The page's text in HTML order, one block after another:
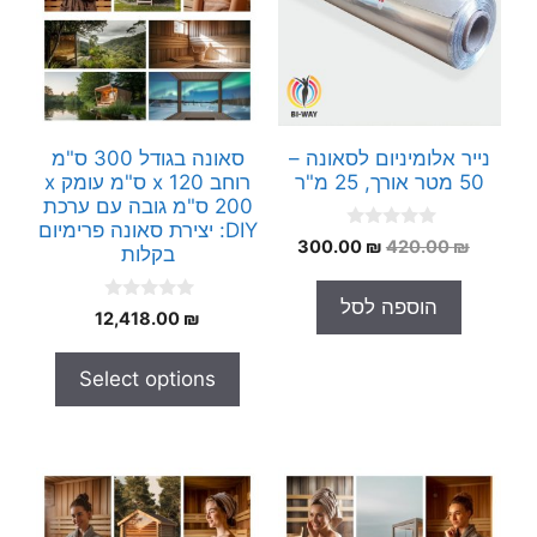
נייר אלומיניום לסאונה –
50 מטר אורך, 25 מ"ר
0
o
o
420.00₪
המחיר
היה:
300.00 ₪
המחיר
הוספה לסל
סאונה בגודל 300 ס"מ
רוחב x 120 ס"מ עומק x
200 ס"מ גובה עם ערכת
DIY: יצירת סאונה פרימיום
בקלות
0
o
o
12,418.00 ₪
Select options